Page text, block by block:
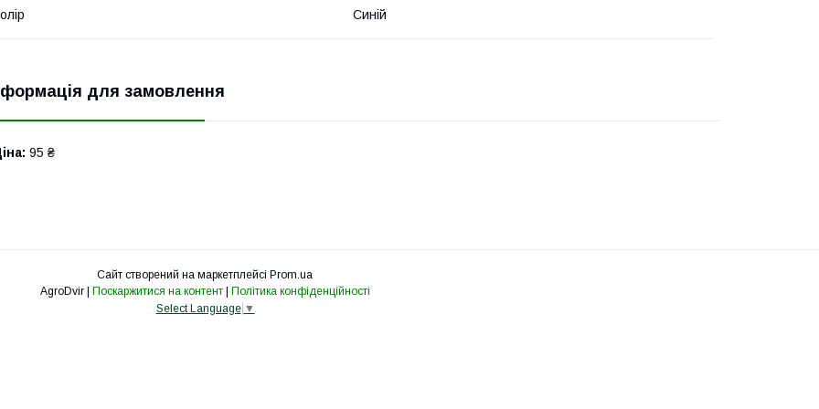
Синій
для замовлення
95 ₴
Сайт створений на маркетплейсі Prom.ua
AgroDvir | Поскаржитися на контент | Політика конфіденційності
Select Language ▼